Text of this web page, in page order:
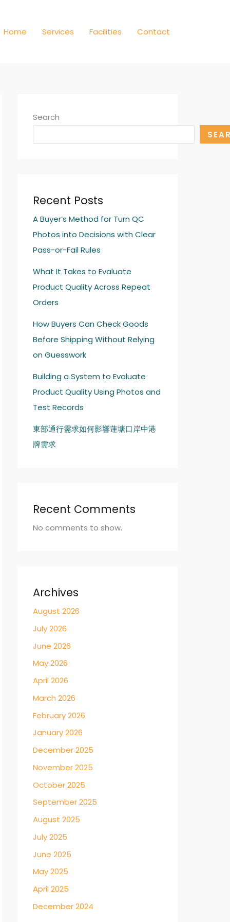
Home Services Facilities Contact
Search
Recent Posts
A Buyer’s Method for Turn QC
Photos into Decisions with Clear
Pass-or-Fail Rules
What It Takes to Evaluate
Product Quality Across Repeat
Orders
How Buyers Can Check Goods
Before Shipping Without Relying
on Guesswork
Building a System to Evaluate
Product Quality Using Photos and
Test Records
東部通行需求如何影響蓮塘口岸中港
牌需求
Recent Comments
No comments to show.
Archives
August 2026
July 2026
June 2026
May 2026
April 2026
March 2026
February 2026
January 2026
December 2025
November 2025
October 2025
September 2025
August 2025
July 2025
June 2025
May 2025
April 2025
December 2024